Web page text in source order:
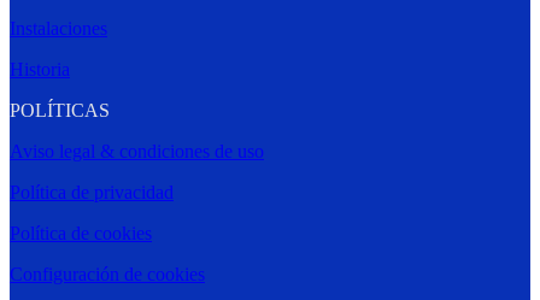
Instalaciones
Historia
POLÍTICAS
Aviso legal & condiciones de uso
Política de privacidad
Política de cookies
Configuración de cookies